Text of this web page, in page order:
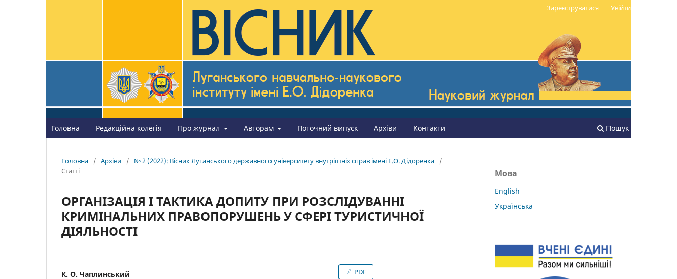
Головна Редакційна колегія Про журнал Авторам Поточний випуск Архіви Контакти Пошук
Зареєструватися Увійти
Головна / Архіви / № 2 (2022): Вісник Луганського державного університету внутрішніх справ імені Е.О. Дідоренка
/
Статті
ОРГАНІЗАЦІЯ І ТАКТИКА ДОПИТУ ПРИ РОЗСЛІДУВАННІ
КРИМІНАЛЬНИХ ПРАВОПОРУШЕНЬ У СФЕРІ ТУРИСТИЧНОЇ
ДІЯЛЬНОСТІ
К. О. Чаплинський PDF
Мова
English
Українська